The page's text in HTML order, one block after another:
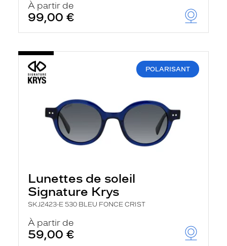
À partir de
99,00 €
POLARISANT
Lunettes de soleil
Signature Krys
SKJ2423-E 530 BLEU FONCE CRIST
À partir de
59,00 €